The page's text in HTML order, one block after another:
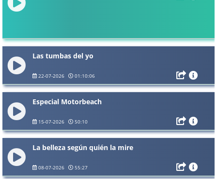
Las tumbas del yo
22-07-2026 01:10:06
Especial Motorbeach
15-07-2026 50:10
La belleza según quién la mire
08-07-2026 55:27